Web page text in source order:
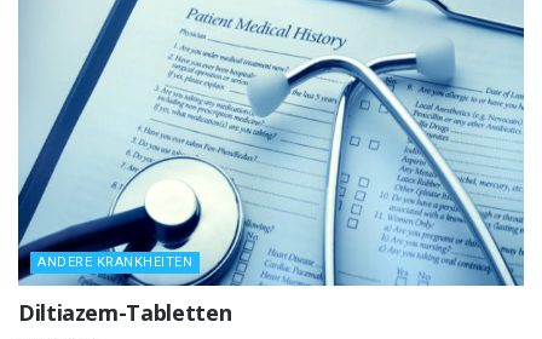
ANDERE KRANKHEITEN
Diltiazem-Tabletten